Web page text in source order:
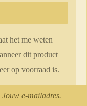
het me weten
dit product
op voorraad is.